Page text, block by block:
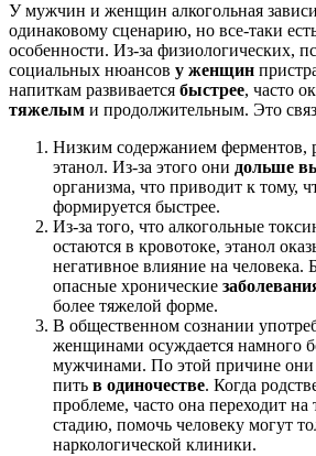
У мужчин и женщин алкогольная
одинаковому сценарию, но все-таки
особенности. Из-за физиологических,
социальных нюансов у женщин
напиткам развивается быстрее, часто
тяжелым и продолжительным. Это
Низким содержанием ферментов,
этанол. Из-за этого они дольше
организма, что приводит к тому,
формируется быстрее.
Из-за того, что алкогольные
остаются в кровотоке, этанол
негативное влияние на человека.
опасные хронические
более тяжелой форме.
В общественном сознании
женщинами осуждается намного
мужчинами. По этой причине они
пить в одиночестве. Когда
проблеме, часто она переходит
стадию, помочь человеку могут
наркологической клиники.